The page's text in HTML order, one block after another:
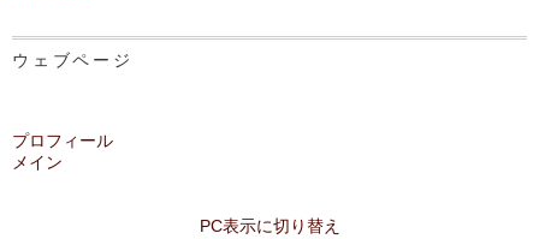
ウェブページ
プロフィール
メイン
PC表示に切り替え